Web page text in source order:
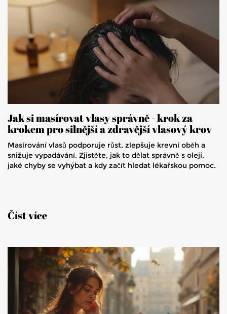
Jak si masírovat vlasy správně - krok za
krokem pro silnější a zdravější vlasový krov
Masírování vlasů podporuje růst, zlepšuje krevní oběh a
snižuje vypadávání. Zjistěte, jak to dělat správně s oleji,
jaké chyby se vyhýbat a kdy začít hledat lékařskou pomoc.
Číst více